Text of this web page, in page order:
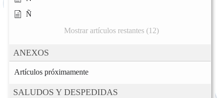
Ñ
Mostrar artículos restantes (12)
ANEXOS
Artículos próximamente
SALUDOS Y DESPEDIDAS